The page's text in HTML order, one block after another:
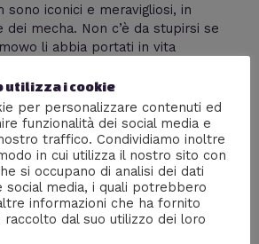
sono iconici e meravigliosi, in
mecha. Non c’è da stupirsi se
li abbia portati in vita
01 di Evangelion . Qui sotto trovate
modellino nel dettaglio. Ti è
Condividilo con i tuoi …
utilizza i cookie
per personalizzare contenuti ed
funzionalità dei social media e
traffico. Condividiamo inoltre
in cui utilizza il nostro sito con
si occupano di analisi dei dati
media, i quali potrebbero
informazioni che ha fornito
dal suo utilizzo dei loro